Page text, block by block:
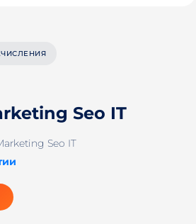
Seo IT
Seo IT